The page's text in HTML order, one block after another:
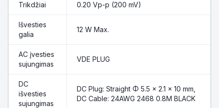
Trikdžiai 0.20 Vp-p (200 mV)
Išvesties
galia
12 W Max.
AC įvesties
sujungimas
VDE PLUG
DC
išvesties
sujungimas
DC Plug: Straight Φ 5.5 × 2.1 × 10 mm,
DC Cable: 24AWG 2468 0.8M BLACK